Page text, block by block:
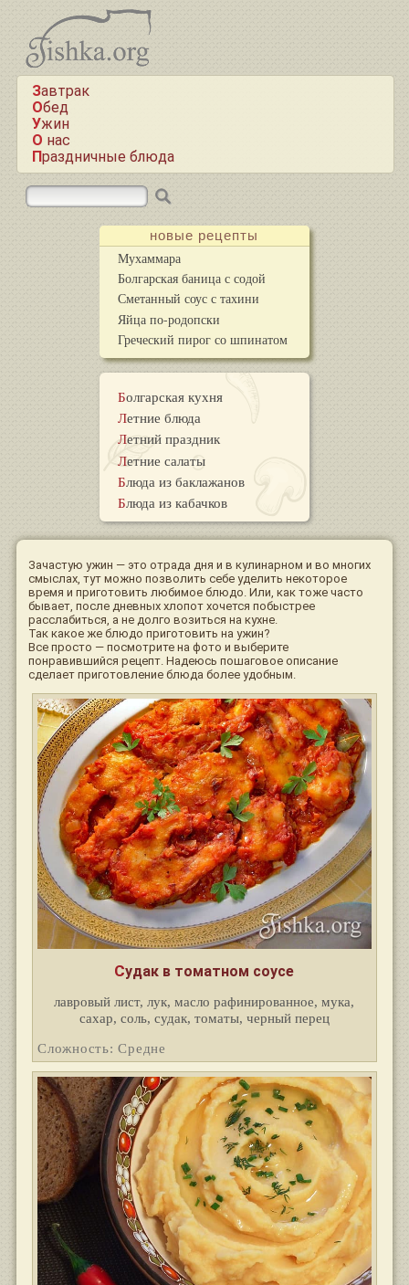
Завтрак
Обед
Ужин
О нас
Праздничные блюда
новые рецепты
Мухаммара
Болгарская баница с содой
Сметанный соус с тахини
Яйца по-родопски
Греческий пирог со шпинатом
Болгарская кухня
Летние блюда
Летний праздник
Летние салаты
Блюда из баклажанов
Блюда из кабачков
Зачастую ужин — это отрада дня и в кулинарном и во многих
смыслах, тут можно позволить себе уделить некоторое
время и приготовить любимое блюдо. Или, как тоже часто
бывает, после дневных хлопот хочется побыстрее
расслабиться, а не долго возиться на кухне.
Так какое же блюдо приготовить на ужин?
Все просто — посмотрите на фото и выберите
понравившийся рецепт. Надеюсь пошаговое описание
сделает приготовление блюда более удобным.
Судак в томатном соусе
лавровый лист, лук, масло рафинированное, мука,
сахар, соль, судак, томаты, черный перец
Сложность: Средне